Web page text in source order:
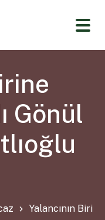
Gönül
Yalancının